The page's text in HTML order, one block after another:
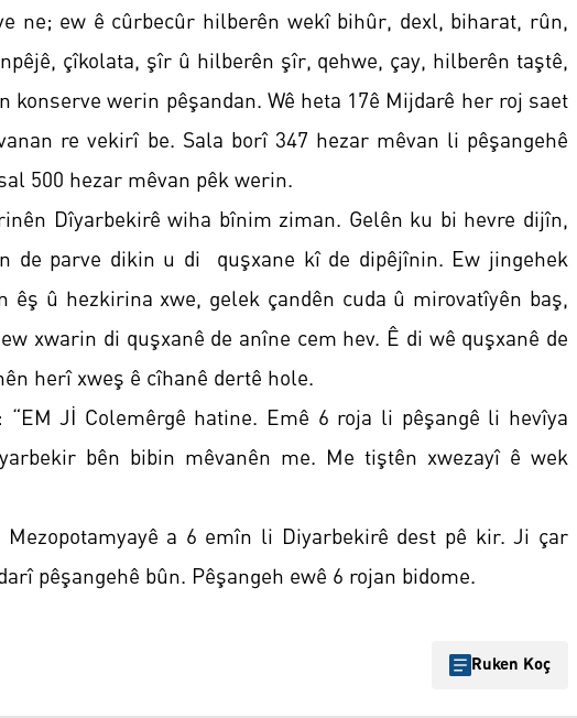
ne; ew ê cûrbecûr hilberên wekî bihûr, dexl, biharat, rûn,
çîkolata, şîr û hilberên şîr, qehwe, çay, hilberên taştê,
werin pêşandan. Wê heta 17ê Mijdarê her roj saet
re vekirî be. Sala borî 347 hezar mêvan li pêşangehê
500 hezar mêvan pêk werin.
Dîyarbekirê wiha bînim ziman. Gelên ku bi hevre dijîn,
de parve dikin u di quşxane kî de dipêjînin. Ew jingehek
êş û hezkirina xwe, gelek çandên cuda û mirovatîyên baş,
xwarin di quşxanê de anîne cem hev. Ê di wê quşxanê de
herî xweş ê cîhanê dertê hole.
“EM Jİ Colemêrgê hatine. Emê 6 roja li pêşangê li hevîya
bên bibin mêvanên me. Me tiştên xwezayî ê wek
a 6 emîn li Diyarbekirê dest pê kir. Ji çar
pêşangehê bûn. Pêşangeh ewê 6 rojan bidome.
Ruken Koç